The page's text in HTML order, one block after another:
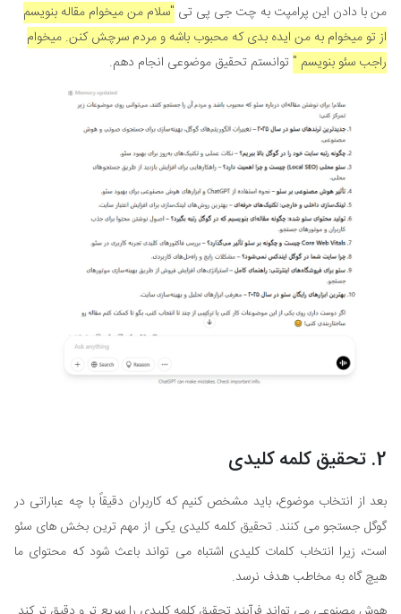
من با دادن این پرامپت به چت جی پی تی "سلام من میخوام مقاله بنویسم
از تو میخوام به من ایده بدی که محبوب باشه و مردم سرچش کنن. میخوام
راجب سئو بنویسم " توانستم تحقیق موضوعی انجام دهم.
2. تحقیق کلمه کلیدی
بعد از انتخاب موضوع، باید مشخص کنیم که کاربران دقیقاً با چه عباراتی در
گوگل جستجو می کنند. تحقیق کلمه کلیدی یکی از مهم ترین بخش های سئو
است، زیرا انتخاب کلمات کلیدی اشتباه می تواند باعث شود که محتوای ما
هیچ گاه به مخاطب هدف نرسد.